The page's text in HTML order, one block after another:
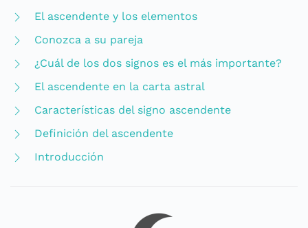
El ascendente y los elementos
Conozca a su pareja
¿Cuál de los dos signos es el más importante?
El ascendente en la carta astral
Características del signo ascendente
Definición del ascendente
Introducción